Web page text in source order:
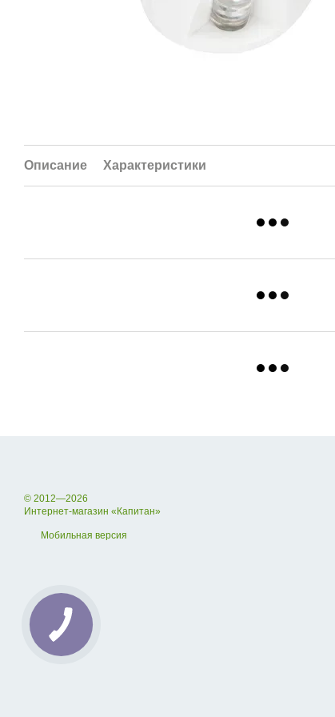
Описание Характеристики
© 2012—2026
Интернет-магазин «Капитан»
Мобильная версия